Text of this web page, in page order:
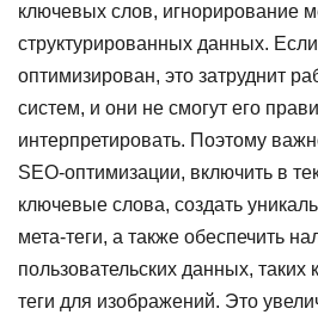
ключевых слов, игнорирование
структурированных данных.
оптимизирован, это затруднит
систем, и они не смогут его
интерпретировать. Поэтому
SEO-оптимизации, включить в
ключевые слова, создать
мета-теги, а также обеспечить
пользовательских данных, таких
теги для изображений. Это